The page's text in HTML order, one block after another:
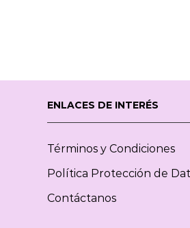
ENLACES DE INTERÉS
Términos y Condiciones
Política Protección de
Contáctanos